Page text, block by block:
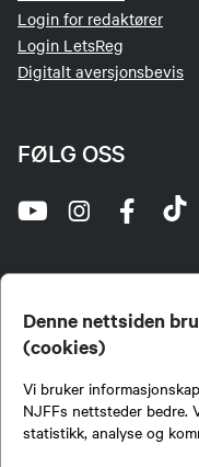
Denne nettsiden
(cookies)
Vi bruker
NJFFs nettsteder bedre.
statistikk, analyse og
Login for redaktører
Login LetsReg
Digitalt aversjonsbevis
FØLG OSS
jegere og sportsfiskere og et av de
fiske i Norge. Vi er en partipolitisk
naturpolitisk engasjement i mange